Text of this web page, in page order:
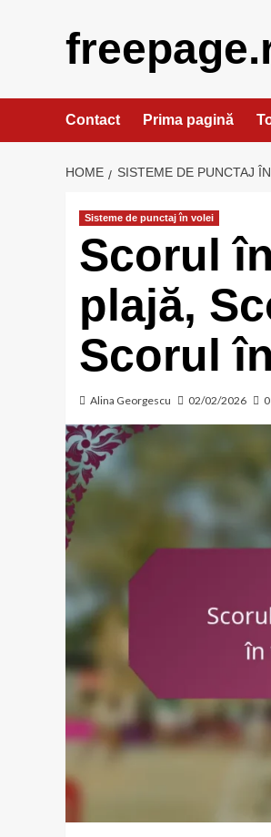
Contact Prima pagină
HOME SISTEME DE PUNCTAJ
Sisteme de punctaj în volei
Scorul
plajă,
Scorul
Alina Georgescu 02/02/2026 0